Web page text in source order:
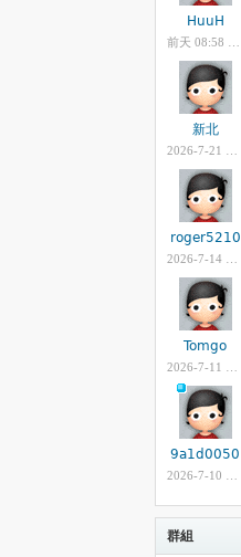
HuuH
新北
roger5210
Tomgo
9a1d0050
群組